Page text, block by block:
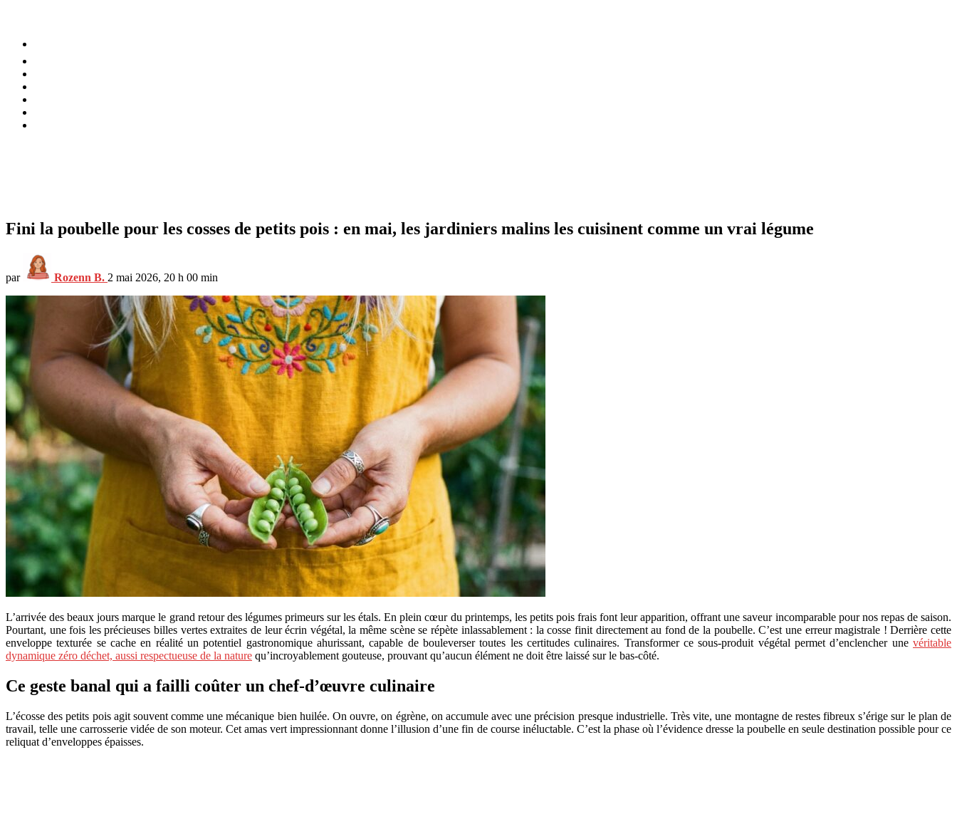
Fini la poubelle pour les cosses de petits pois : en mai, les jardiniers malins les cuisinent comme un vrai légume
par Rozenn B. 2 mai 2026, 20 h 00 min
L’arrivée des beaux jours marque le grand retour des légumes primeurs sur les étals. En plein cœur du printemps, les petits pois frais font leur apparition, offrant une saveur incomparable pour nos repas de saison.
Pourtant, une fois les précieuses billes vertes extraites de leur écrin végétal, la même scène se répète inlassablement : la cosse finit directement au fond de la poubelle. C’est une erreur magistrale ! Derrière cette
enveloppe texturée se cache en réalité un potentiel gastronomique ahurissant, capable de bouleverser toutes les certitudes culinaires. Transformer ce sous-produit végétal permet d’enclencher une véritable
dynamique zéro déchet, aussi respectueuse de la nature qu’incroyablement gouteuse, prouvant qu’aucun élément ne doit être laissé sur le bas-côté.
Ce geste banal qui a failli coûter un chef-d’œuvre culinaire
L’écosse des petits pois agit souvent comme une mécanique bien huilée. On ouvre, on égrène, on accumule avec une précision presque industrielle. Très vite, une montagne de restes fibreux s’érige sur le plan de
travail, telle une carrosserie vidée de son moteur. Cet amas vert impressionnant donne l’illusion d’une fin de course inéluctable. C’est la phase où l’évidence dresse la poubelle en seule destination possible pour ce
reliquat d’enveloppes épaisses.